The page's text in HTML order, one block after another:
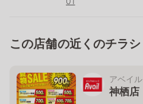
この店舗の近くのチラシ
アベイル
神栖店